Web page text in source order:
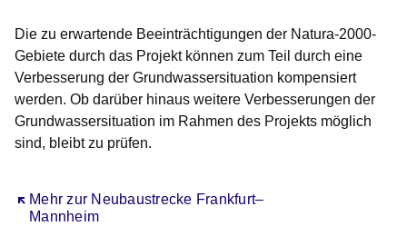
Die zu erwartende Beeinträchtigungen der Natura-2000-
Gebiete durch das Projekt können zum Teil durch eine
Verbesserung der Grundwassersituation kompensiert
werden. Ob darüber hinaus weitere Verbesserungen der
Grundwassersituation im Rahmen des Projekts möglich
sind, bleibt zu prüfen.
Mehr zur Neubaustrecke Frankfurt–
Mannheim
Öffnet sich in einem neuen Fenster